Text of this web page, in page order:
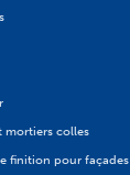
mortiers colles
finition pour façades